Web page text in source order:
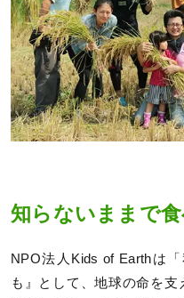
知らないままで
NPO法人Kids of Earthは
も』として、地球の命を